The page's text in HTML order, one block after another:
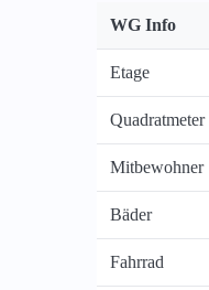
WG Info
Etage
Quadratmeter
Mitbewohner
Bäder
Fahrrad